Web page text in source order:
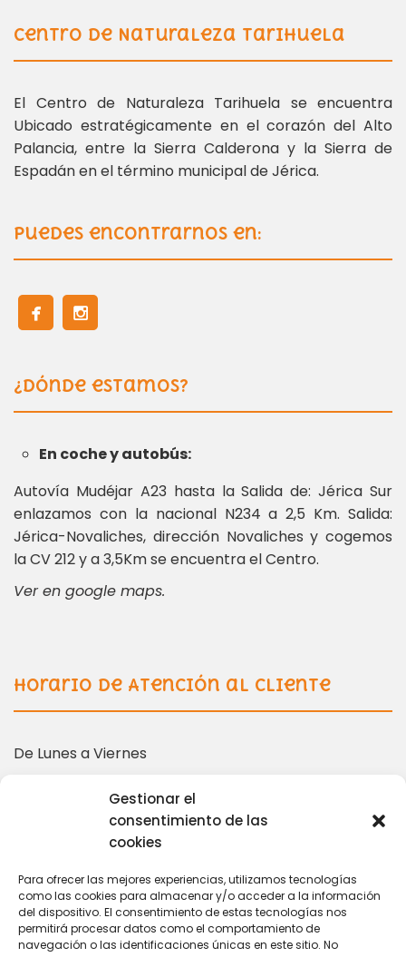
Gestionar el
consentimiento de las
cookies
Para ofrecer las mejores experiencias, utilizamos tecnologías
como las cookies para almacenar y/o acceder a la información
del dispositivo. El consentimiento de estas tecnologías nos
permitirá procesar datos como el comportamiento de
navegación o las identificaciones únicas en este sitio. No
Centro de Naturaleza Tarihuela
El Centro de Naturaleza Tarihuela se encuentra
Ubicado estratégicamente en el corazón del Alto
Palancia, entre la Sierra Calderona y la Sierra de
Espadán en el término municipal de Jérica.
Puedes encontrarnos en:
¿Dónde estamos?
En coche y autobús:
Autovía Mudéjar A23 hasta la Salida de: Jérica Sur
enlazamos con la nacional N234 a 2,5 Km. Salida:
Jérica-Novaliches, dirección Novaliches y cogemos
la CV 212 y a 3,5Km se encuentra el Centro.
Ver en google maps.
Horario de Atención al Cliente
De Lunes a Viernes
Más información en:
coordinacion@tarihuela.com
671 509 522